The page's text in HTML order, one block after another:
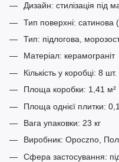
Дизайн: стилізація під
Тип поверхні: сатинова
Тип: підлогова,
Матеріал: керамограніт
Кількість у коробці: 8 шт.
Площа коробки: 1,41 м²
Площа однієї плитки:
Вага упаковки: 23 кг
Виробник: Opoczno,
Сфера застосування: